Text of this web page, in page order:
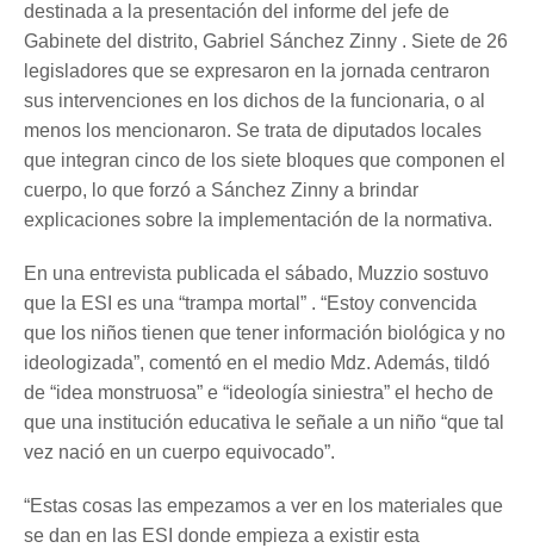
destinada a la presentación del informe del jefe de
Gabinete del distrito, Gabriel Sánchez Zinny . Siete de 26
legisladores que se expresaron en la jornada centraron
sus intervenciones en los dichos de la funcionaria, o al
menos los mencionaron. Se trata de diputados locales
que integran cinco de los siete bloques que componen el
cuerpo, lo que forzó a Sánchez Zinny a brindar
explicaciones sobre la implementación de la normativa.
En una entrevista publicada el sábado, Muzzio sostuvo
que la ESI es una “trampa mortal” . “Estoy convencida
que los niños tienen que tener información biológica y no
ideologizada”, comentó en el medio Mdz. Además, tildó
de “idea monstruosa” e “ideología siniestra” el hecho de
que una institución educativa le señale a un niño “que tal
vez nació en un cuerpo equivocado”.
“Estas cosas las empezamos a ver en los materiales que
se dan en las ESI donde empieza a existir esta